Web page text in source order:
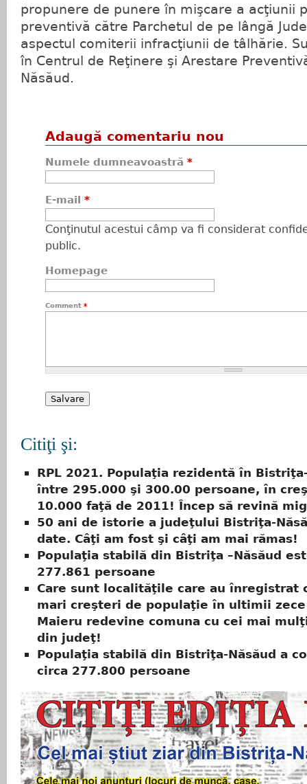
propunere de punere în mişcare a acţiunii
preventivă către Parchetul de pe lângă
aspectul comiterii infracţiunii de tâlhărie.
în Centrul de Reţinere şi Arestare
Năsăud.
Adaugă comentariu nou
Numele dumneavoastră *
E-mail *
Conţinutul acestui câmp va fi considerat
public.
Homepage
Comment *
Citiţi şi:
RPL 2021. Populaţia rezidentă în
între 295.000 şi 300.00 persoane, în
10.000 faţă de 2011! Încep să revină
50 ani de istorie a judeţului Bistriţa-
date. Câţi am fost şi câţi am mai rămas!
Populaţia stabilă din Bistriţa –Năsăud
277.861 persoane
Care sunt localităţile care au înregistrat
mari creşteri de populaţie în ultimii
Maieru redevine comuna cu cei mai
din judeţ!
Populaţia stabilă din Bistriţa-Năsăud a
circa 277.800 persoane